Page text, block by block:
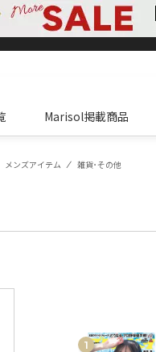
Marisol掲載商品
メンズアイテム 雑貨･その他